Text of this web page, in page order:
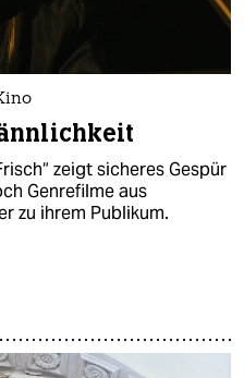
zeigt sicheres Gespür
Genrefilme aus
zu ihrem Publikum.